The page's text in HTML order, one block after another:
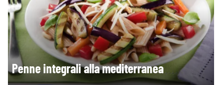
Penne integrali alla mediterranea